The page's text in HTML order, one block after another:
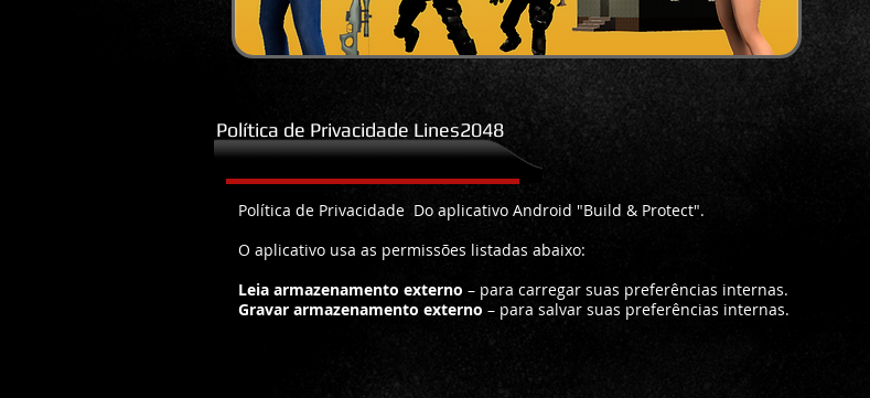
Política de Privacidade Lines2048
Android
Política de Privacidade Do aplicativo Android "Build & Protect".
O aplicativo usa as permissões listadas abaixo:
Leia armazenamento externo – para carregar suas preferências internas.
Gravar armazenamento externo – para salvar suas preferências internas.